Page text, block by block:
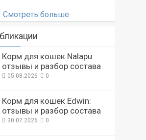
Смотреть больше
Корм для кошек Nalapu:
отзывы и разбор состава
05.08.2026 0
Корм для кошек Edwin:
отзывы и разбор состава
30.07.2026 0